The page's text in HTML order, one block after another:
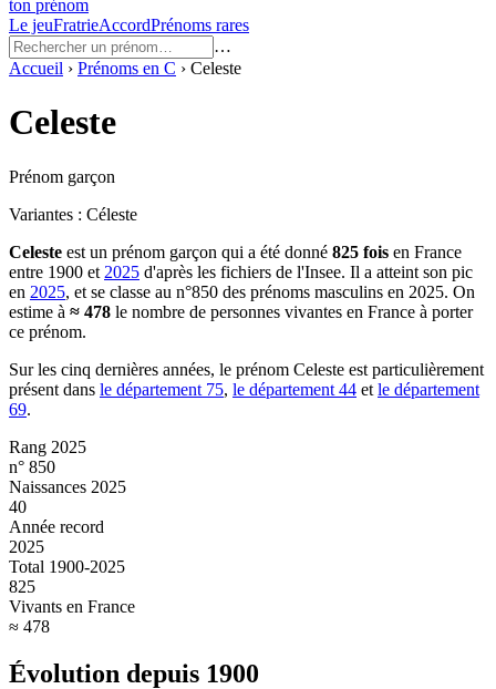
ton prénom
Le jeuFratrieAccordPrénoms rares
…
Accueil › Prénoms en C › Celeste
Celeste
Prénom garçon
Variantes : Céleste
Celeste est un prénom garçon qui a été donné 825 fois en France
entre 1900 et 2025 d'après les fichiers de l'Insee. Il a atteint son pic
en 2025, et se classe au n°850 des prénoms masculins en 2025. On
estime à ≈ 478 le nombre de personnes vivantes en France à porter
ce prénom.
Sur les cinq dernières années, le prénom Celeste est particulièrement
présent dans le département 75, le département 44 et le département
69.
Rang 2025
n° 850
Naissances 2025
40
Année record
2025
Total 1900-2025
825
Vivants en France
≈ 478
Évolution depuis 1900